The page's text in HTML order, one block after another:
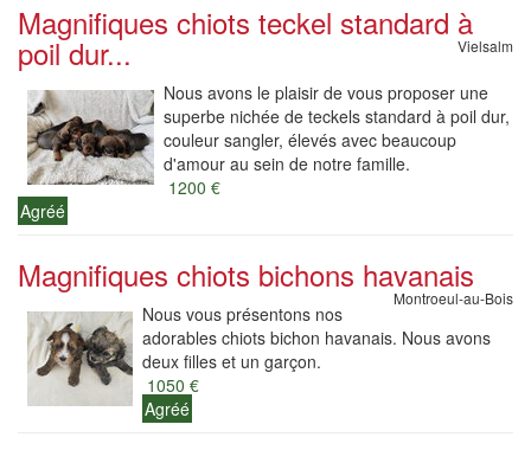
Magnifiques chiots teckel standard à
poil dur... Vielsalm
Nous avons le plaisir de vous proposer une
superbe nichée de teckels standard à poil dur,
couleur sangler, élevés avec beaucoup
d'amour au sein de notre famille.
1200 €
Agréé
Magnifiques chiots bichons havanais
Montroeul-au-Bois
Nous vous présentons nos
adorables chiots bichon havanais. Nous avons
deux filles et un garçon.
1050 €
Agréé